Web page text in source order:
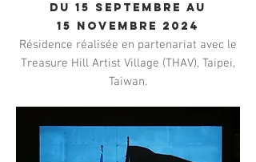
DU 15 SEPTEMBRE AU
15 NOVEMBRE 2024
Résidence réalisée en partenariat avec le
Treasure Hill Artist Village (THAV), Taipei,
Taiwan.